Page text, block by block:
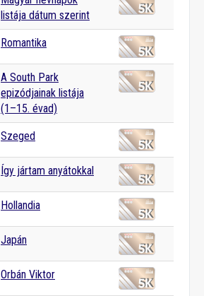
listája dátum szerint
Romantika
A South Park
epizódjainak listája
(1–15. évad)
Szeged
Így jártam anyátokkal
Hollandia
Japán
Orbán Viktor